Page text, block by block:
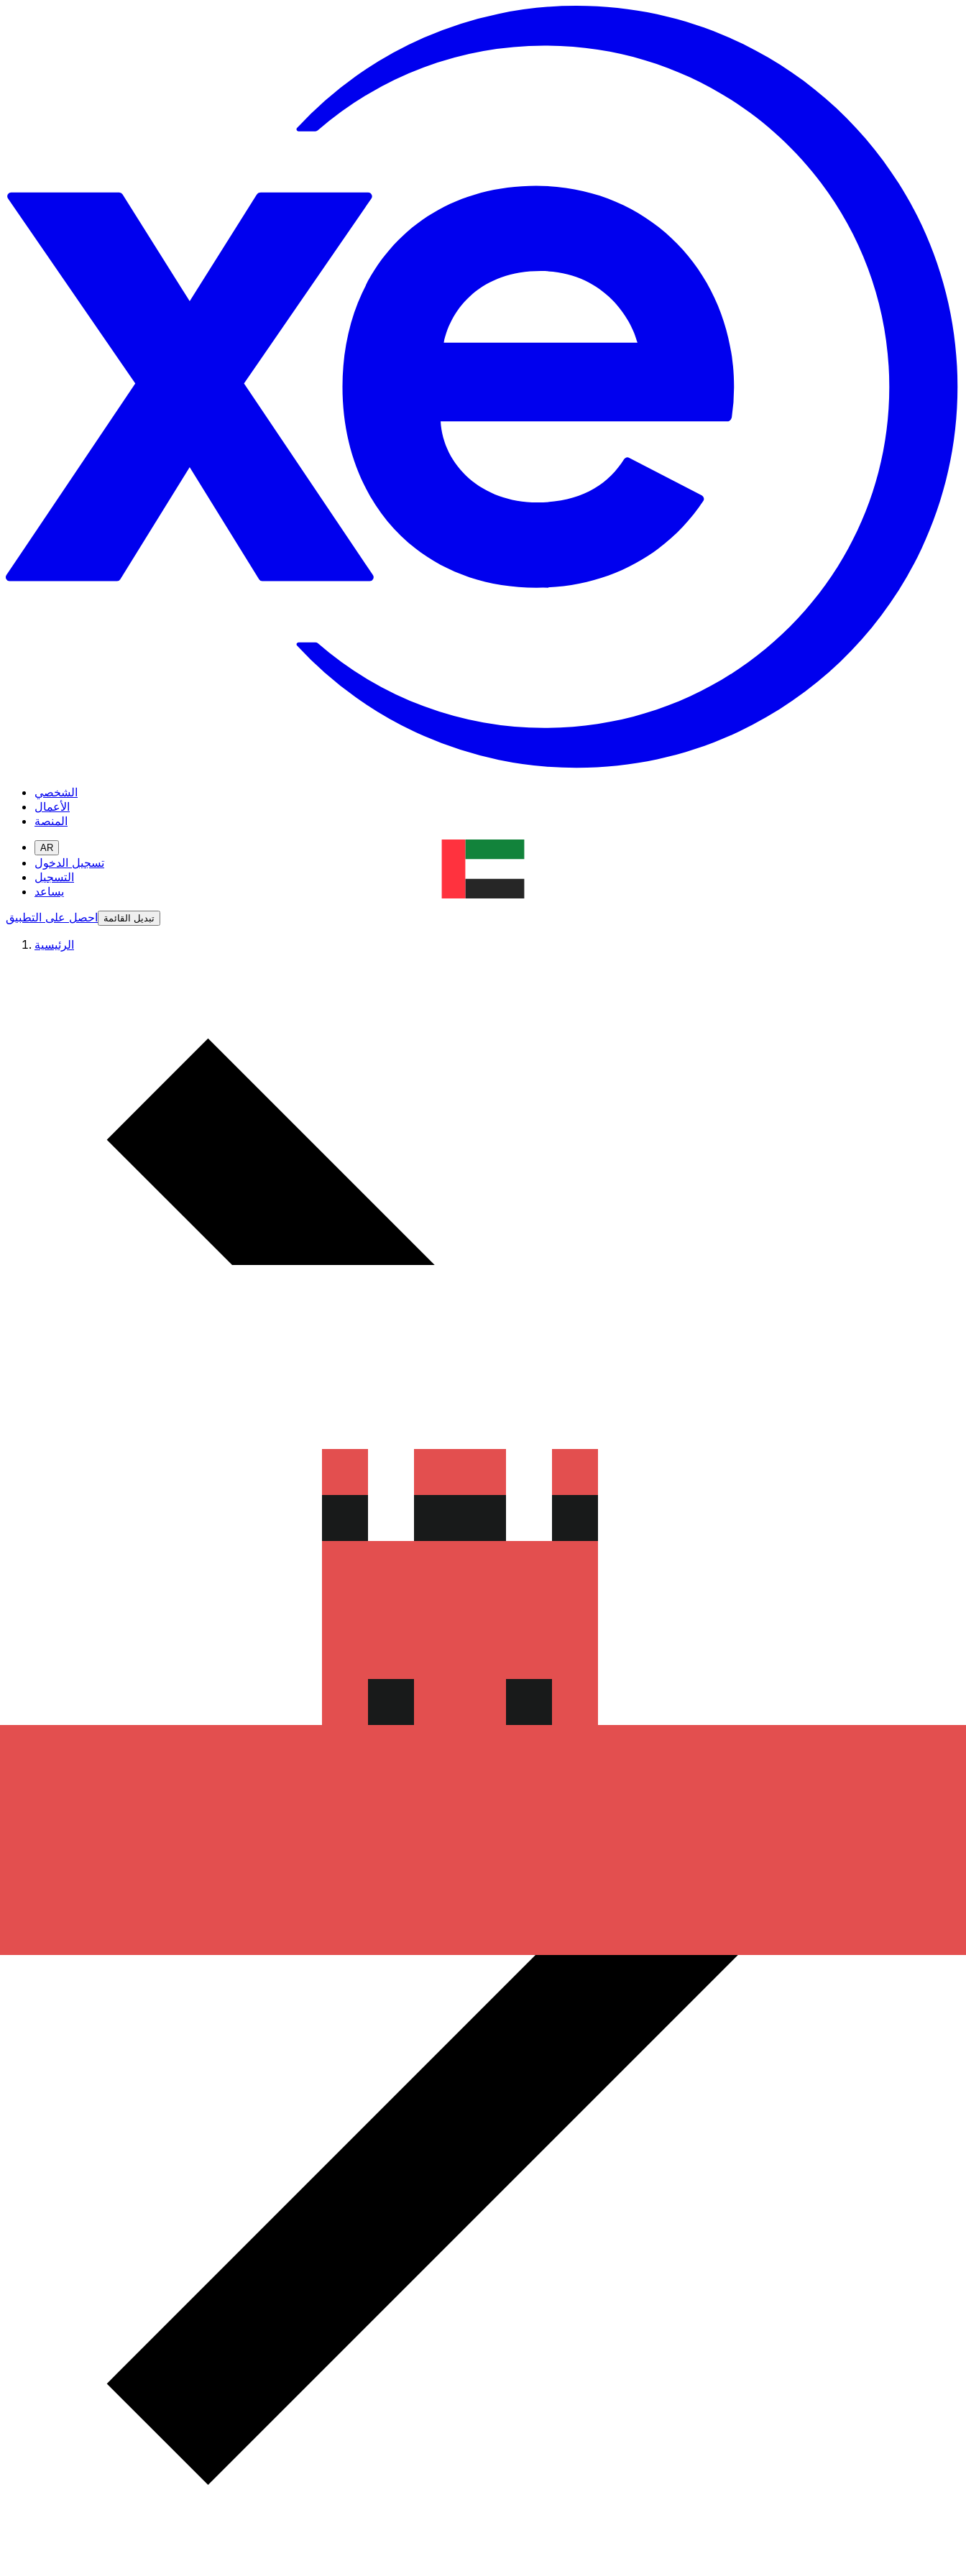
الشخصي
الأعمال
المنصة
AR
تسجيل الدخول
التسجيل
يساعد
احصل على التطبيق
تبديل القائمة
الرئيسية